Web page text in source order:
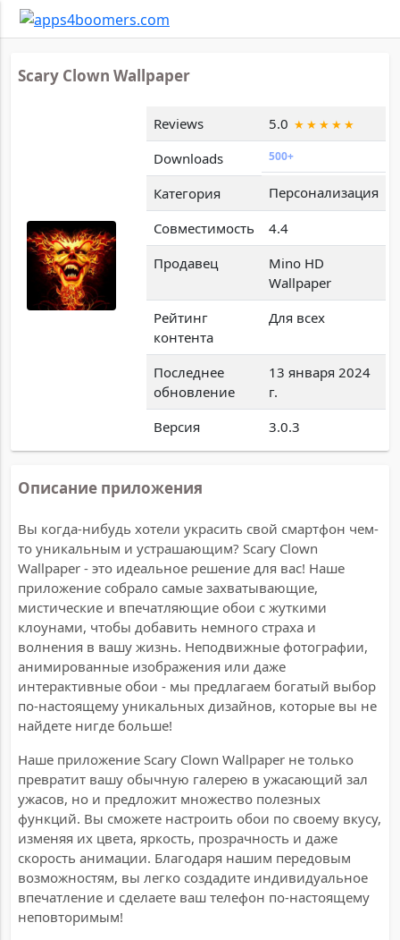
Scary Clown Wallpaper
Reviews
5.0
Downloads
500+
Категория
Персонализация
Совместимость
4.4
Продавец
Mino HD
Wallpaper
Рейтинг
контента
Для всех
Последнее
обновление
13 января 2024
г.
Версия
3.0.3
Описание приложения
Вы когда-нибудь хотели украсить свой смартфон чем-
то уникальным и устрашающим? Scary Clown
Wallpaper - это идеальное решение для вас! Наше
приложение собрало самые захватывающие,
мистические и впечатляющие обои с жуткими
клоунами, чтобы добавить немного страха и
волнения в вашу жизнь. Неподвижные фотографии,
анимированные изображения или даже
интерактивные обои - мы предлагаем богатый выбор
по-настоящему уникальных дизайнов, которые вы не
найдете нигде больше!
Наше приложение Scary Clown Wallpaper не только
превратит вашу обычную галерею в ужасающий зал
ужасов, но и предложит множество полезных
функций. Вы сможете настроить обои по своему вкусу,
изменяя их цвета, яркость, прозрачность и даже
скорость анимации. Благодаря нашим передовым
возможностям, вы легко создадите индивидуальное
впечатление и сделаете ваш телефон по-настоящему
неповторимым!